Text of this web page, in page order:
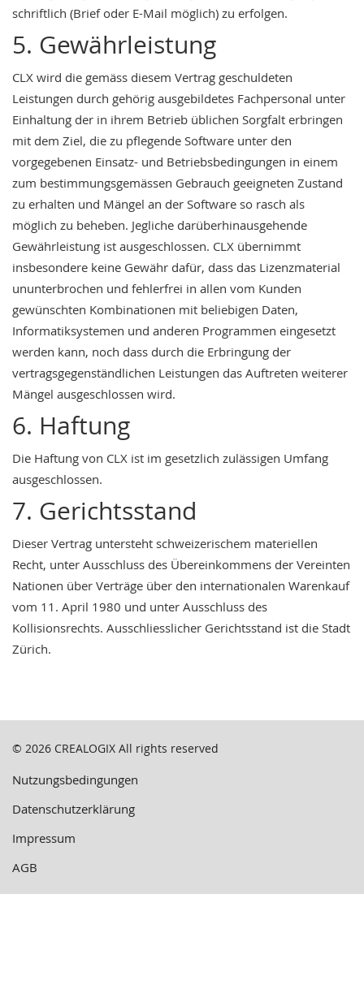
schriftlich (Brief oder E-Mail möglich) zu erfolgen.
5. Gewährleistung
CLX wird die gemäss diesem Vertrag geschuldeten
Leistungen durch gehörig ausgebildetes Fachpersonal unter
Einhaltung der in ihrem Betrieb üblichen Sorgfalt erbringen
mit dem Ziel, die zu pflegende Software unter den
vorgegebenen Einsatz- und Betriebsbedingungen in einem
zum bestimmungsgemässen Gebrauch geeigneten Zustand
zu erhalten und Mängel an der Software so rasch als
möglich zu beheben. Jegliche darüberhinausgehende
Gewährleistung ist ausgeschlossen. CLX übernimmt
insbesondere keine Gewähr dafür, dass das Lizenzmaterial
ununterbrochen und fehlerfrei in allen vom Kunden
gewünschten Kombinationen mit beliebigen Daten,
Informatiksystemen und anderen Programmen eingesetzt
werden kann, noch dass durch die Erbringung der
vertragsgegenständlichen Leistungen das Auftreten weiterer
Mängel ausgeschlossen wird.
6. Haftung
Die Haftung von CLX ist im gesetzlich zulässigen Umfang
ausgeschlossen.
7. Gerichtsstand
Dieser Vertrag untersteht schweizerischem materiellen
Recht, unter Ausschluss des Übereinkommens der Vereinten
Nationen über Verträge über den internationalen Warenkauf
vom 11. April 1980 und unter Ausschluss des
Kollisionsrechts. Ausschliesslicher Gerichtsstand ist die Stadt
Zürich.
© 2026 CREALOGIX All rights reserved
Nutzungsbedingungen
Datenschutzerklärung
Impressum
AGB